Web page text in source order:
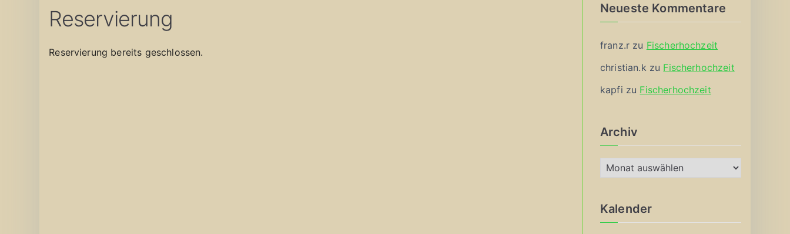
Reservierung
Reservierung bereits geschlossen.
Neueste Kommentare
franz.r zu Fischerhochzeit
christian.k zu Fischerhochzeit
kapfi zu Fischerhochzeit
Archiv
r
h
Kalender